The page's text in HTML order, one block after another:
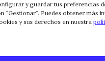
y guardar tus preferencias
“Gestionar”. Puedes obtener más
y sus derechos en nuestra
FACEBOOKINSTAGRAM